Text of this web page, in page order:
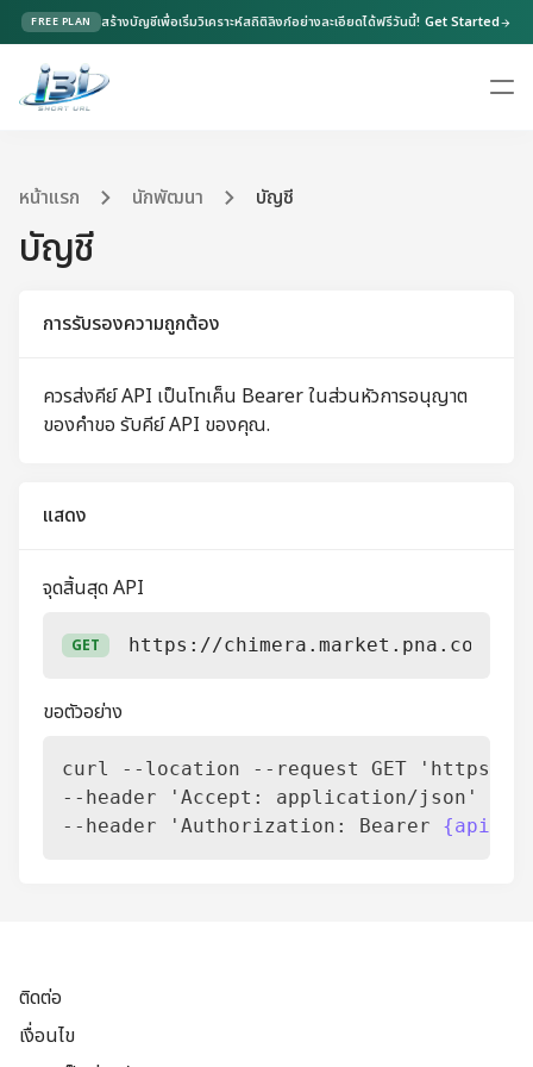
FREE PLAN สร้างบัญชีเพื่อเริ่มวิเคราะห์สถิติลิงก์อย่างละเอียดได้ฟรีวันนี้! Get Startedarrow_forward
หน้าแรก นักพัฒนา บัญชี
บัญชี
การรับรองความถูกต้อง
ควรส่งคีย์ API เป็นโทเค็น Bearer ในส่วนหัวการอนุญาต
ของคำขอ รับคีย์ API ของคุณ.
แสดง
จุดสิ้นสุด API
GET https://chimera.market.pna.co.th/
ขอตัวอย่าง
curl --location --request GET 'https://
--header 'Accept: application/json' \
--header 'Authorization: Bearer
ติดต่อ
เงื่อนไข